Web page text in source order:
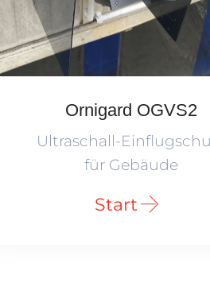
Ornigard OGVS2
Ultraschall-
für Gebäude
Start